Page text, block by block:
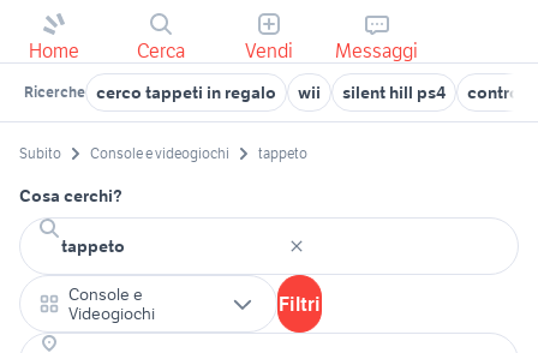
Home Cerca Vendi Messaggi
Ricerche cerco tappeti in regalo wii silent hill ps4
Subito Console e videogiochi tappeto
Cosa cerchi?
Console e
Videogiochi
Filtri